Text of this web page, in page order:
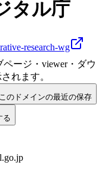
タル庁
research-wg
ページ・viewer・ダウ
れます。
このドメインの最近の保存
る